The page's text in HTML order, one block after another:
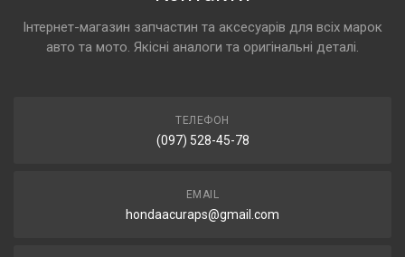
Інтернет-магазин запчастин та аксесуарів для всіх марок
авто та мото. Якісні аналоги та оригінальні деталі.
ТЕЛЕФОН
(097) 528-45-78
EMAIL
hondaacuraps@gmail.com